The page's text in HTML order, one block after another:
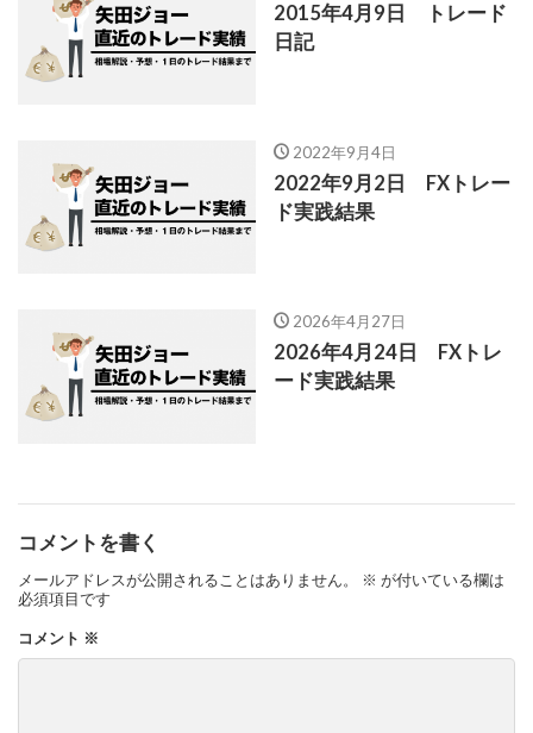
2015年4月9日 トレード
日記
2022年9月4日
2022年9月2日 FXトレー
ド実践結果
2026年4月27日
2026年4月24日 FXトレ
ード実践結果
コメントを書く
メールアドレスが公開されることはありません。 ※ が付いている欄は
必須項目です
コメント ※